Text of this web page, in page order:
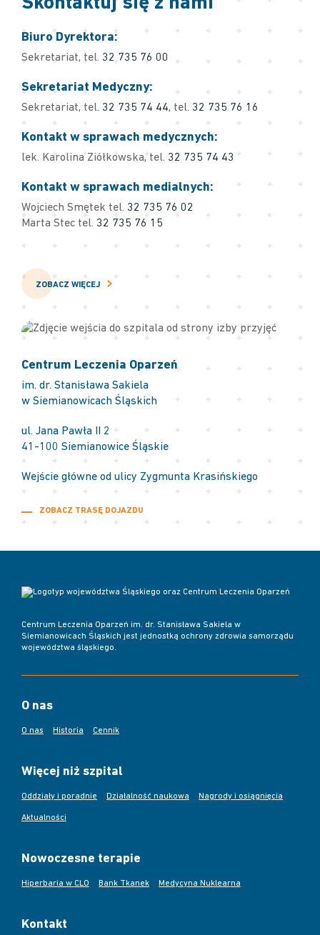
Centrum Leczenia Oparzeń
im. dr. Stanisława Sakiela
w Siemianowicach Śląskich
ul. Jana Pawła II 2
41-100 Siemianowice Śląskie
Wejście główne od ulicy Zygmunta Krasińskiego
ZOBACZ TRASĘ DOJAZDU
Biuro Dyrektora:
Sekretariat, tel. 32 735 76 00
Sekretariat Medyczny:
Sekretariat, tel. 32 735 74 44, tel. 32 735 76 16
Kontakt w sprawach medycznych:
lek. Karolina Ziółkowska, tel. 32 735 74 43
Kontakt w sprawach medialnych:
Wojciech Smętek tel. 32 735 76 02
Marta Stec tel. 32 735 76 15
ZOBACZ WIĘCEJ
Centrum Leczenia Oparzeń im. dr. Stanisława Sakiela w
Siemianowicach Śląskich jest jednostką ochrony zdrowia samorządu
województwa śląskiego.
O nas
O nas Historia Cennik
Więcej niż szpital
Oddziały i poradnie Działalność naukowa Nagrody i osiągnięcia
Aktualności
Nowoczesne terapie
Hiperbaria w CLO Bank Tkanek Medycyna Nuklearna
Kontakt